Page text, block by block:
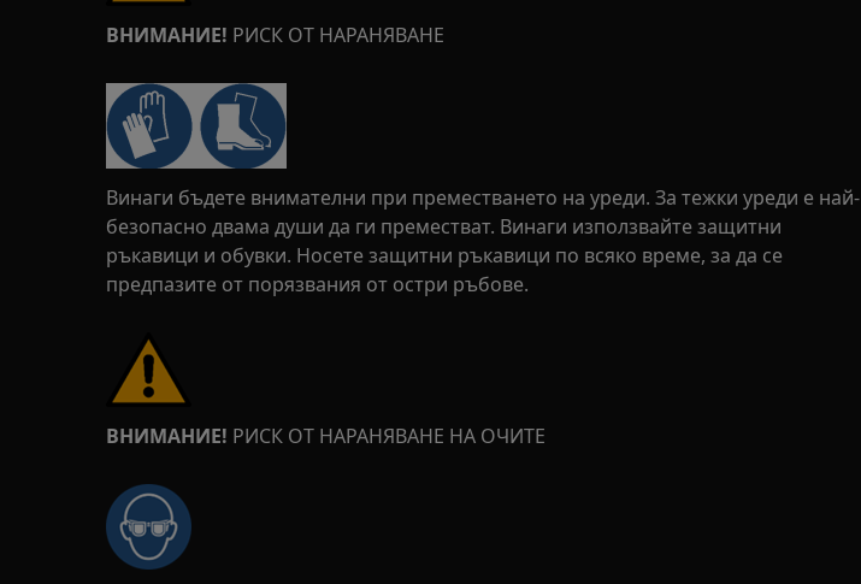
ВНИМАНИЕ! РИСК ОТ НАРАНЯВАНЕ
Винаги бъдете внимателни при преместването на уреди. За тежки уреди е най-
безопасно двама души да ги преместват. Винаги използвайте защитни
ръкавици и обувки. Носете защитни ръкавици по всяко време, за да се
предпазите от порязвания от остри ръбове.
ВНИМАНИЕ! РИСК ОТ НАРАНЯВАНЕ НА ОЧИТЕ